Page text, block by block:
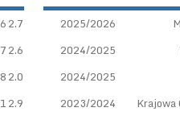
2025/2026
2024/2025
2024/2025
2023/2024
Krajowa
2.7
2.6
2.0
2.9